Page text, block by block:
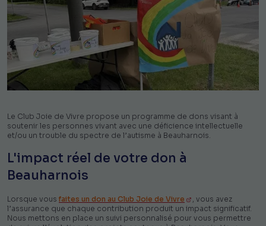
Le Club Joie de Vivre propose un programme de dons visant à
soutenir les personnes vivant avec une déficience intellectuelle
et/ou un trouble du spectre de l’autisme à Beauharnois.
L'impact réel de votre don à
Beauharnois
Lorsque vous faites un don au Club Joie de Vivre
, vous avez
l’assurance que chaque contribution produit un impact significatif.
Nous mettons en place un suivi personnalisé pour vous permettre